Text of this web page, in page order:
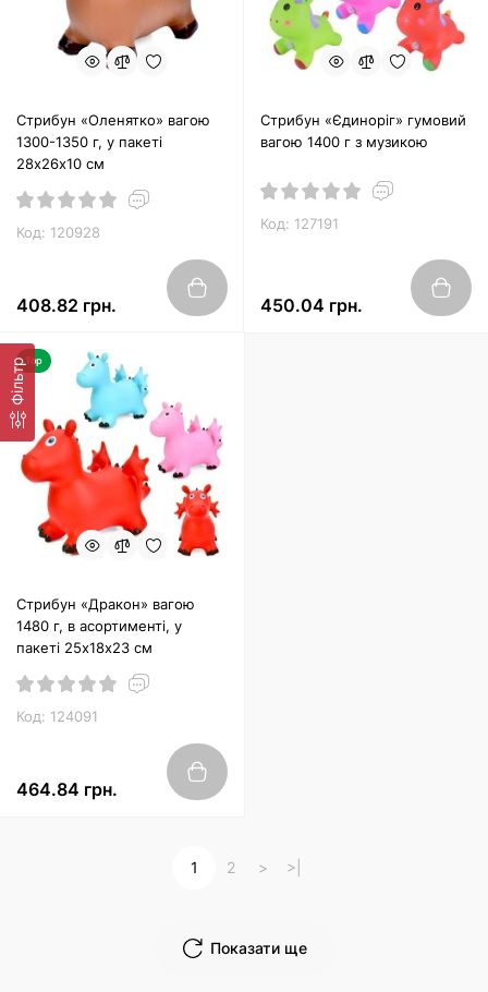
Фільтр
Стрибун «Оленятко» вагою
1300-1350 г, у пакеті
28х26х10 см
Код: 120928
408.82 грн.
Стрибун «Єдиноріг» гумовий
вагою 1400 г з музикою
Код: 127191
450.04 грн.
Top
Стрибун «Дракон» вагою
1480 г, в асортименті, у
пакеті 25х18х23 см
Код: 124091
464.84 грн.
Показати ще
1 2 > >|